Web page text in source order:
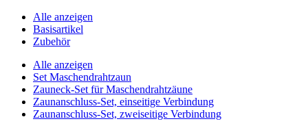
Alle anzeigen
Basisartikel
Zubehör
Alle anzeigen
Set Maschendrahtzaun
Zauneck-Set für Maschendrahtzäune
Zaunanschluss-Set, einseitige Verbindung
Zaunanschluss-Set, zweiseitige Verbindung